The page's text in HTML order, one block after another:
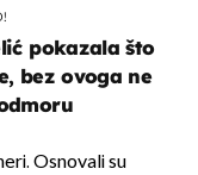
pokazala što
bez ovoga ne
Osnovali su